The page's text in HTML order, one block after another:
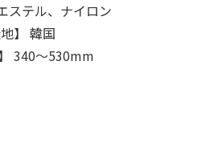
ステル、ナイロン
】 韓国
340～530mm